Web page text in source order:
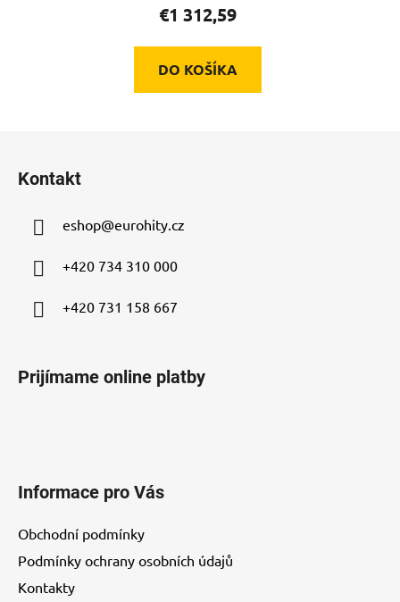
€1 312,59
DO KOŠÍKA
Kontakt
eshop@eurohity.cz
+420 734 310 000
+420 731 158 667
Prijímame online platby
Informace pro Vás
Obchodní podmínky
Podmínky ochrany osobních údajů
Kontakty